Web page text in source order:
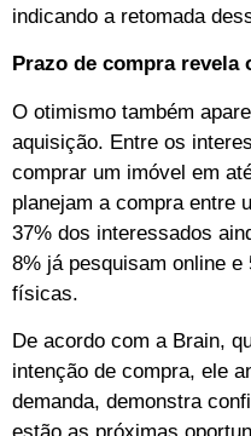
indicando a retomada
Prazo de compra
O otimismo também
aquisição. Entre os
comprar um imóvel em
planejam a compra entre
37% dos interessados
8% já pesquisam online
físicas.
De acordo com a Brain,
intenção de compra, ele
demanda, demonstra